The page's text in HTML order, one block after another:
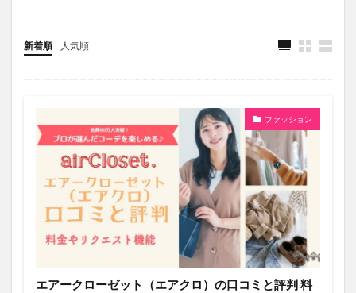
新着順 人気順
ファッション
エアークローゼット（エアクロ）の口コミと評判 料